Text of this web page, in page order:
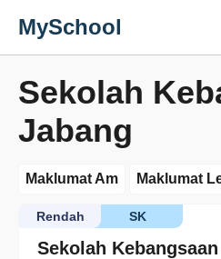
MySchool
Sekolah
Jabang
Maklumat Am Maklumat
Sekolah
SK
Rendah